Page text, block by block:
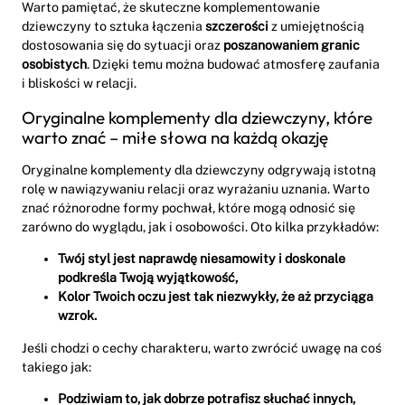
Warto pamiętać, że skuteczne komplementowanie
dziewczyny to sztuka łączenia szczerości z umiejętnością
dostosowania się do sytuacji oraz poszanowaniem granic
osobistych. Dzięki temu można budować atmosferę zaufania
i bliskości w relacji.
Oryginalne komplementy dla dziewczyny, które
warto znać – miłe słowa na każdą okazję
Oryginalne komplementy dla dziewczyny odgrywają istotną
rolę w nawiązywaniu relacji oraz wyrażaniu uznania. Warto
znać różnorodne formy pochwał, które mogą odnosić się
zarówno do wyglądu, jak i osobowości. Oto kilka przykładów:
Twój styl jest naprawdę niesamowity i doskonale
podkreśla Twoją wyjątkowość,
Kolor Twoich oczu jest tak niezwykły, że aż przyciąga
wzrok.
Jeśli chodzi o cechy charakteru, warto zwrócić uwagę na coś
takiego jak:
Podziwiam to, jak dobrze potrafisz słuchać innych,